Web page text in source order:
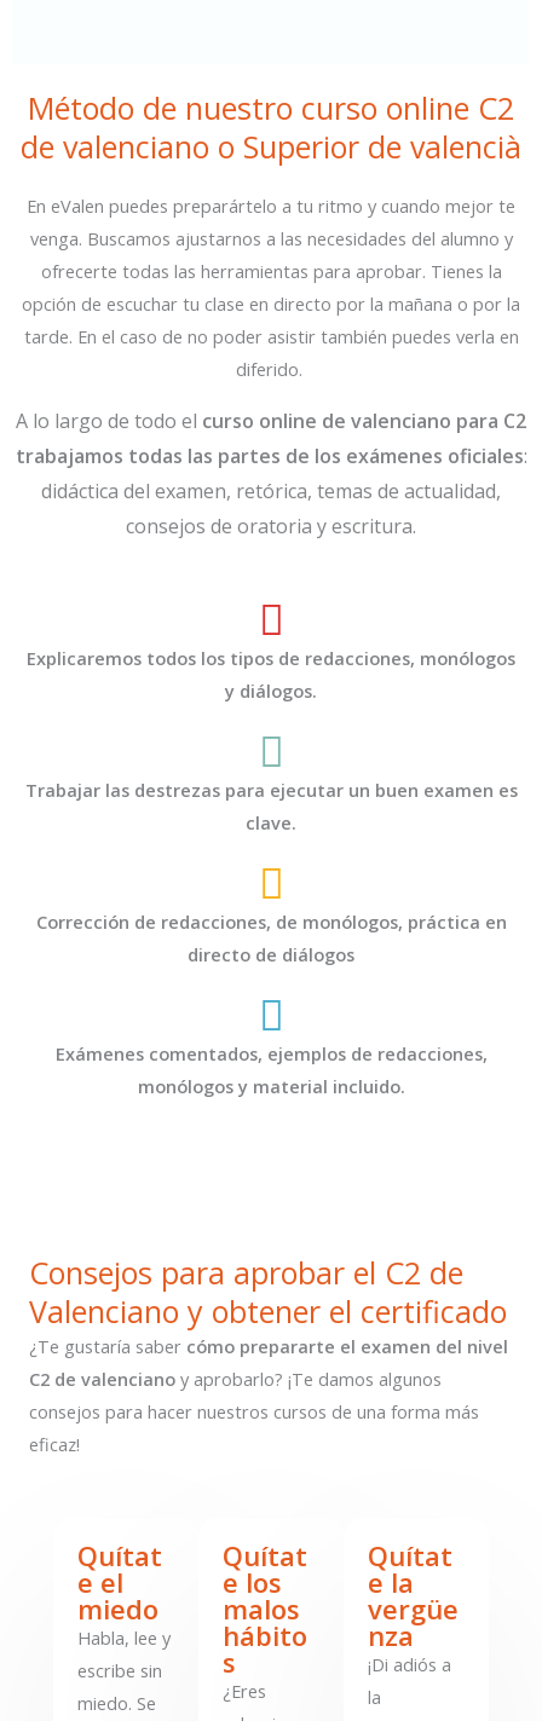
Método de nuestro curso online C2
de valenciano o Superior de valencià
En eValen puedes preparártelo a tu ritmo y cuando mejor te
venga. Buscamos ajustarnos a las necesidades del alumno y
ofrecerte todas las herramientas para aprobar. Tienes la
opción de escuchar tu clase en directo por la mañana o por la
tarde. En el caso de no poder asistir también puedes verla en
diferido.
A lo largo de todo el curso online de valenciano para C2
trabajamos todas las partes de los exámenes oficiales:
didáctica del examen, retórica, temas de actualidad,
consejos de oratoria y escritura.
Explicaremos todos los tipos de redacciones, monólogos
y diálogos.
Trabajar las destrezas para ejecutar un buen examen es
clave.
Corrección de redacciones, de monólogos, práctica en
directo de diálogos
Exámenes comentados, ejemplos de redacciones,
monólogos y material incluido.
Consejos para aprobar el C2 de
Valenciano y obtener el certificado​
¿Te gustaría saber cómo prepararte el examen del nivel
C2 de valenciano y aprobarlo? ¡Te damos algunos
consejos para hacer nuestros cursos de una forma más
eficaz!
Quítat
e el
miedo
Habla, lee y
escribe sin
miedo. Se
Quítat
e los
malos
hábito
s
¿Eres
Quítat
e la
vergüe
nza
¡Di adiós a
la